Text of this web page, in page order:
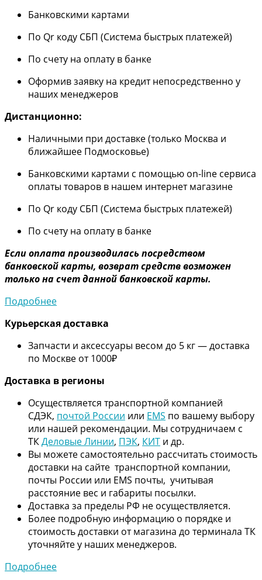
Банковскими картами
По Qr коду СБП (Система быстрых платежей)
По счету на оплату в банке
Оформив заявку на кредит непосредственно у
наших менеджеров
Дистанционно:
Наличными при доставке (только Москва и
ближайшее Подмосковье)
Банковскими картами с помощью on-line сервиса
оплаты товаров в нашем интернет магазине
По Qr коду СБП (Система быстрых платежей)
По счету на оплату в банке
Если оплата производилась посредством
банковской карты, возврат средств возможен
только на счет данной банковской карты.
Подробнее
Курьерская доставка
Запчасти и аксессуары весом до 5 кг — доставка
по Москве от 1000₽
Доставка в регионы
Осуществляется транспортной компанией
СДЭК, почтой России или EMS по вашему выбору
или нашей рекомендации. Мы сотрудничаем с
ТКДеловые Линии, ПЭК, КИТ и др.
Вы можете самостоятельно рассчитать стоимость
доставки на сайте транспортной компании,
почты России или EMS почты, учитывая
расстояние вес и габариты посылки.
Доставка за пределы РФ не осуществляется.
Более подробную информацию о порядке и
стоимость доставки от магазина до терминала ТК
уточняйте у наших менеджеров.
Подробнее